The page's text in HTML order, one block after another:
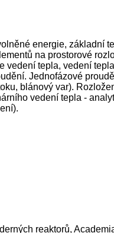
energie, základní
na prostorové
vedení tepla, vedení
Jednofázové
blánový var).
vedení tepla -
reaktorů,